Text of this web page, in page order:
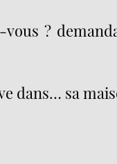
?
dans… sa